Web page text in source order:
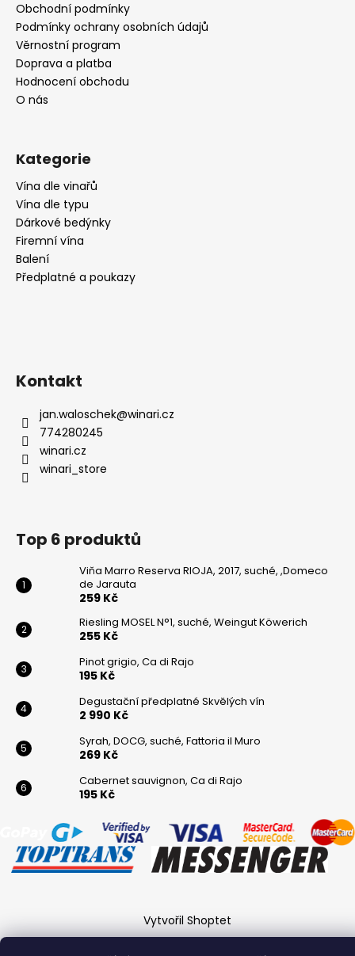
Obchodní podmínky
Podmínky ochrany osobních údajů
Věrnostní program
Doprava a platba
Hodnocení obchodu
O nás
Kategorie
Vína dle vinařů
Vína dle typu
Dárkové bedýnky
Firemní vína
Balení
Předplatné a poukazy
Kontakt
jan.waloschek@winari.cz
774280245
winari.cz
winari_store
Top 6 produktů
Viňa Marro Reserva RIOJA, 2017, suché, ,Domeco
de Jarauta
259 Kč
Riesling MOSEL N°1, suché, Weingut Köwerich
255 Kč
Pinot grigio, Ca di Rajo
195 Kč
Degustační předplatné Skvělých vín
2 990 Kč
Syrah, DOCG, suché, Fattoria il Muro
269 Kč
Cabernet sauvignon, Ca di Rajo
195 Kč
Vytvořil Shoptet